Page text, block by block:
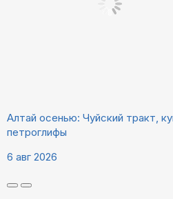
Алтай осенью: Чуйский тракт,
петроглифы
6 авг 2026